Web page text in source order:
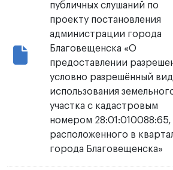
публичных слушаний по
проекту постановления
администрации города
Благовещенска «О
предоставлении
условно разрешённый вид
использования
участка с кадастровым
номером 28:01:010088:65,
расположенного в
города Благовещенска»